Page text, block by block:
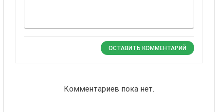
ОСТАВИТЬ КОММЕНТАРИЙ
Комментариев пока нет.